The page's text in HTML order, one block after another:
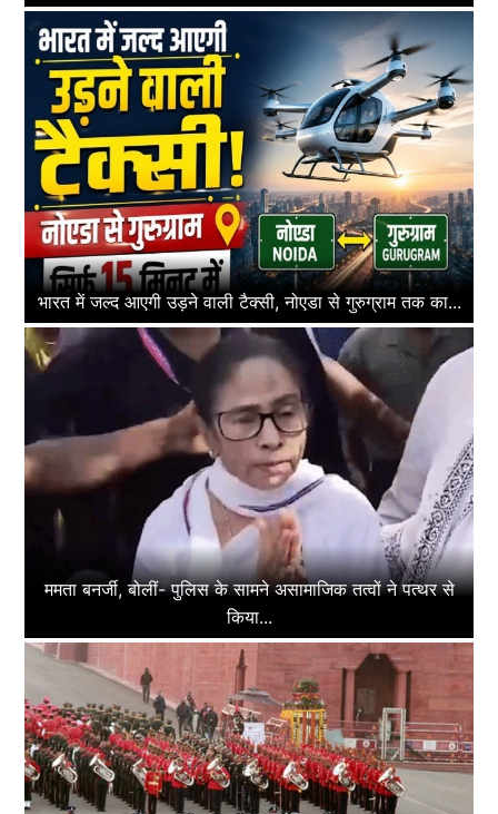
भारत में जल्द आएगी उड़ने वाली टैक्सी, नोएडा से गुरुग्राम तक का...
ममता बनर्जी, बोलीं- पुलिस के सामने असामाजिक तत्वों ने पत्थर से
किया...